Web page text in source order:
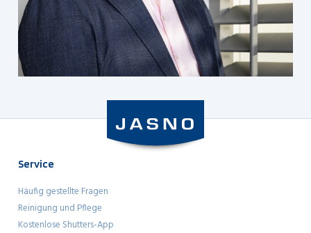
Service
Häufig gestellte Fragen
Reinigung und Pflege
Kostenlose Shutters-App